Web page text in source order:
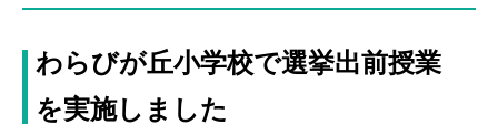
わらびが丘小学校で選挙出前授業
を実施しました